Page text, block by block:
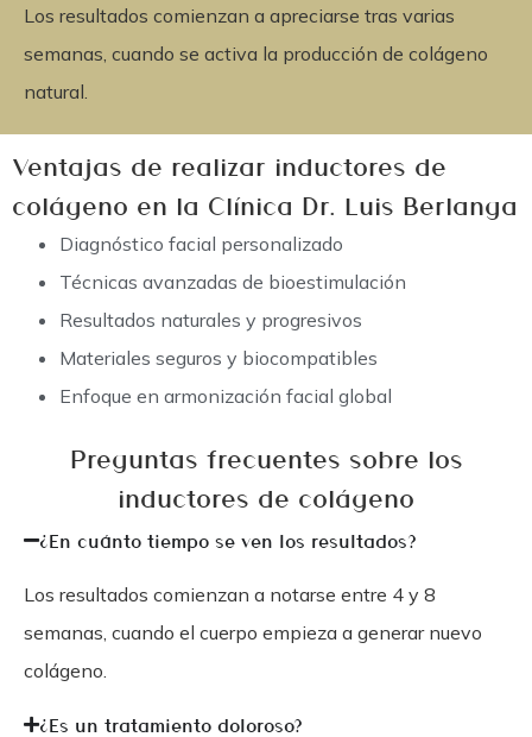
Los resultados comienzan a apreciarse tras varias
semanas, cuando se activa la producción de colágeno
natural
Ventajas de realizar inductores de
colágeno en la Clínica Dr. Luis Berlanga
Diagnóstico facial personalizado
Técnicas avanzadas de bioestimulación
Resultados naturales y progresivos
Materiales seguros y biocompatibles
Enfoque en armonización facial global
Preguntas frecuentes sobre los
inductores de colágeno
¿En cuánto tiempo se ven los resultados?
Los resultados comienzan a notarse entre 4 y 8
semanas , cuando el cuerpo empieza a generar nuevo
colágeno.
¿Es un tratamiento doloroso?